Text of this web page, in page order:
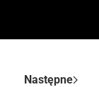
Następne